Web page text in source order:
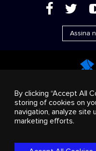
( '
Assina
consumo
Soluções
© 2018-2025
reservados. STINGRAY®,
logotipos relacionados
Group no Canadá,
By clicking “Accept All
storing of cookies on
navigation, analyze site
marketing efforts.